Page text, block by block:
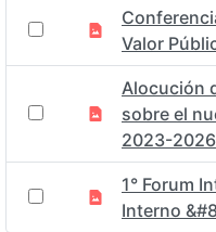
Valor
Alocución
sobre el
2023-2026
1° Forum
Interno